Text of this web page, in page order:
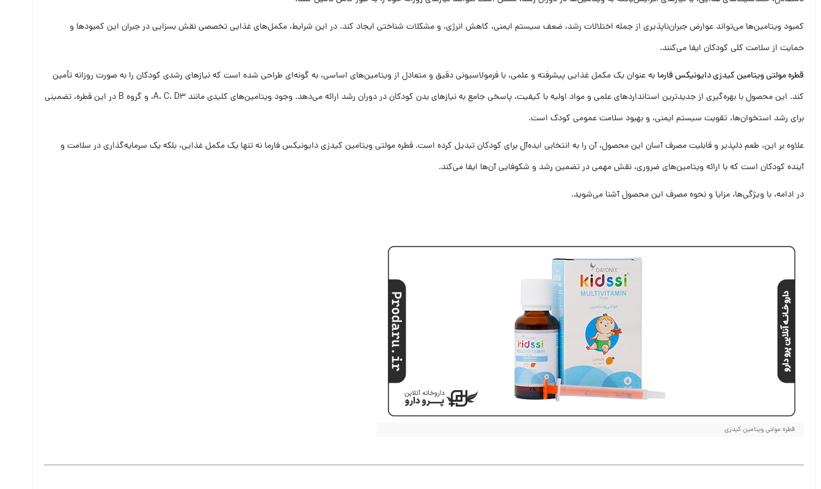
کمبود ویتامین‌ها می‌تواند عوارض جبران‌ناپذیری از جمله اختلالات رشد، ضعف سیستم ایمنی، کاهش انرژی، و مشکلات شناختی ایجاد کند. در این شرایط، مکمل‌های غذایی تخصصی نقش بسزایی در جبران این کمبودها و
حمایت از سلامت کلی کودکان ایفا می‌کنند.
قطره مولتی ویتامین کیدزی دایونیکس فارما به عنوان یک مکمل غذایی پیشرفته و علمی، با فرمولاسیونی دقیق و متعادل از ویتامین‌های اساسی، به گونه‌ای طراحی شده است که نیازهای رشدی کودکان را به صورت روزانه تأمین
کند. این محصول با بهره‌گیری از جدیدترین استانداردهای علمی و مواد اولیه با کیفیت، پاسخی جامع به نیازهای بدن کودکان در دوران رشد ارائه می‌دهد. وجود ویتامین‌های کلیدی مانند A، C، D3، و گروه B در این قطره، تضمینی
برای رشد استخوان‌ها، تقویت سیستم ایمنی، و بهبود سلامت عمومی کودک است.
علاوه بر این، طعم دلپذیر و قابلیت مصرف آسان این محصول، آن را به انتخابی ایده‌آل برای کودکان تبدیل کرده است. قطره مولتی ویتامین کیدزی دایونیکس فارما نه تنها یک مکمل غذایی، بلکه یک سرمایه‌گذاری در سلامت و
آینده کودکان است که با ارائه ویتامین‌های ضروری، نقش مهمی در تضمین رشد و شکوفایی آن‌ها ایفا می‌کند.
در ادامه، با ویژگی‌ها، مزایا و نحوه مصرف این محصول آشنا می‌شوید.
قطره مولتی ویتامین کیدزی